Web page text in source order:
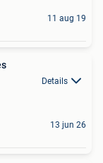
11 aug 19
Details
13 jun 26